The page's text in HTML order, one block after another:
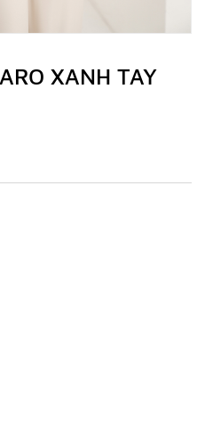
XANH TAY